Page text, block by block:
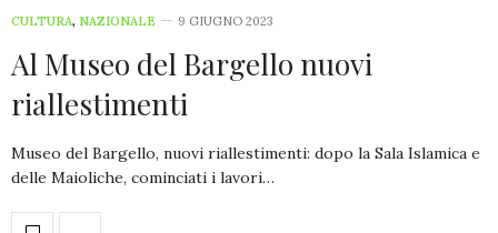
CULTURA, NAZIONALE 9 GIUGNO 2023
Al Museo del Bargello nuovi
riallestimenti
Museo del Bargello, nuovi riallestimenti: dopo la Sala Islamica e
delle Maioliche, cominciati i lavori…